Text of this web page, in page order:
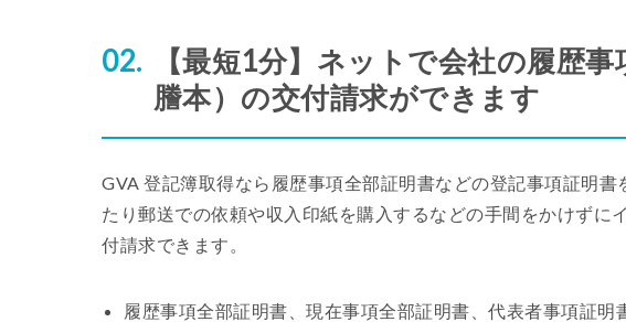
【最短1分】ネットで会社の履歴
謄本）の交付請求ができます
GVA 登記簿取得なら履歴事項全部証明書などの登記事項証明
たり郵送での依頼や収入印紙を購入するなどの手間をかけずに
付請求できます。
履歴事項全部証明書、現在事項全部証明書、代表者事項証